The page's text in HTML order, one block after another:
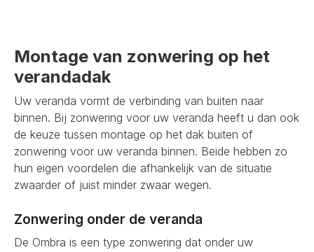
Montage van zonwering op het
verandadak
Uw veranda vormt de verbinding van buiten naar
binnen. Bij zonwering voor uw veranda heeft u dan ook
de keuze tussen montage op het dak buiten of
zonwering voor uw veranda binnen. Beide hebben zo
hun eigen voordelen die afhankelijk van de situatie
zwaarder of juist minder zwaar wegen.
Zonwering onder de veranda
De Ombra is een type zonwering dat onder uw